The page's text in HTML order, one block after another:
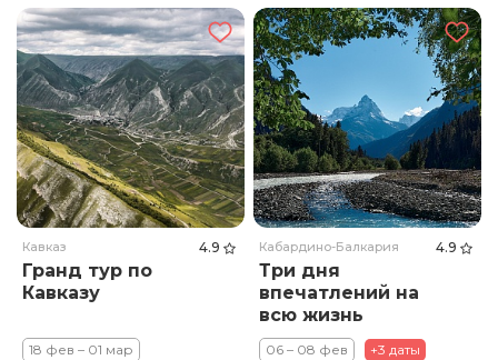
Кавказ 4.9
Гранд тур по
Кавказу
18 фев – 01 мар
Кабардино-Балкария 4.9
Три дня
впечатлений на
всю жизнь
06 – 08 фев +3 даты